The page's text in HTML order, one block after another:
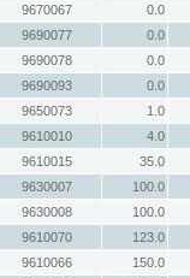
9670067
0.0
9690077
0.0
9690078
0.0
9690093
0.0
9650073
1.0
9610010
4.0
9610015
35.0
9630007
100.0
9630008
100.0
9610070
123.0
9610066
150.0